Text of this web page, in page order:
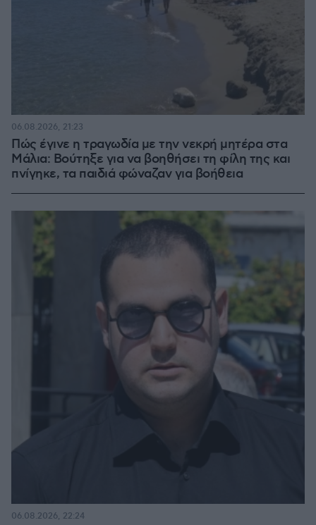
Πώς έγινε η τραγωδία με την νεκρή μητέρα στα
Μάλια: Βούτηξε για να βοηθήσει τη φίλη της και
πνίγηκε, τα παιδιά φώναζαν για βοήθεια
06.08.2026, 21:23
06.08.2026, 22:24